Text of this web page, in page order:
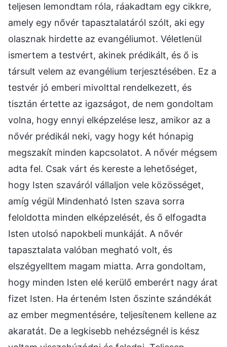
teljesen lemondtam róla, ráakadtam egy cikkre,
amely egy nővér tapasztalatáról szólt, aki egy
olasznak hirdette az evangéliumot. Véletlenül
ismertem a testvért, akinek prédikált, és ő is
társult velem az evangélium terjesztésében. Ez a
testvér jó emberi mivolttal rendelkezett, és
tisztán értette az igazságot, de nem gondoltam
volna, hogy ennyi elképzelése lesz, amikor az a
nővér prédikál neki, vagy hogy két hónapig
megszakít minden kapcsolatot. A nővér mégsem
adta fel. Csak várt és kereste a lehetőséget,
hogy Isten szaváról vállaljon vele közösséget,
amíg végül Mindenható Isten szava sorra
feloldotta minden elképzelését, és ő elfogadta
Isten utolsó napokbeli munkáját. A nővér
tapasztalata valóban megható volt, és
elszégyelltem magam miatta. Arra gondoltam,
hogy minden Isten elé kerülő emberért nagy árat
fizet Isten. Ha érteném Isten őszinte szándékát
az ember megmentésére, teljesítenem kellene az
akaratát. De a legkisebb nehézségnél is kész